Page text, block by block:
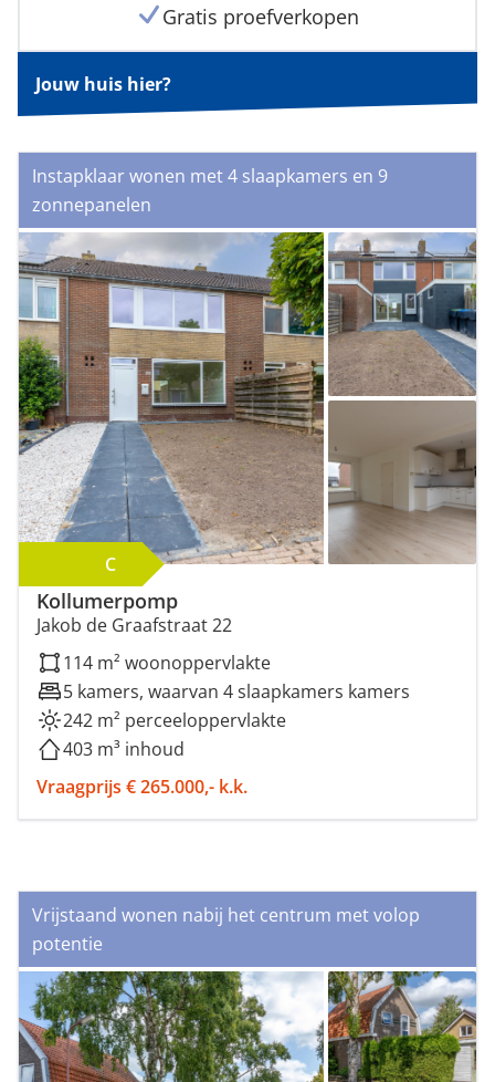
Gratis proefverkopen
Jouw huis hier?
Instapklaar wonen met 4 slaapkamers en 9
zonnepanelen
C
Kollumerpomp
Jakob de Graafstraat 22
114 m² woonoppervlakte
5 kamers, waarvan 4 slaapkamers kamers
242 m² perceeloppervlakte
403 m³ inhoud
Vraagprijs € 265.000,- k.k.
Vrijstaand wonen nabij het centrum met volop
potentie